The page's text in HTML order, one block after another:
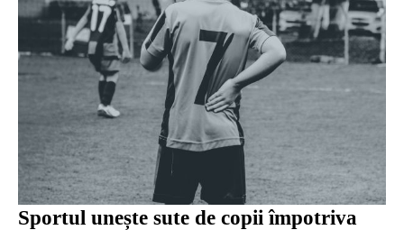
Sportul unește sute de copii împotriva